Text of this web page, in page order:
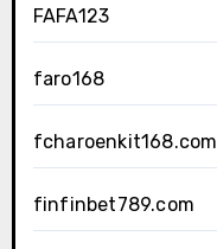
FAFA123
faro168
fcharoenkit168.com
finfinbet789.com